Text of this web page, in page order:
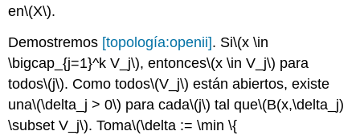
en\(X\).
Demostremos [topología:openii]. Si\(x \in
\bigcap_{j=1}^k V_j\), entonces\(x \in V_j\) para
todos\(j\). Como todos\(V_j\) están abiertos, existe
una\(\delta_j > 0\) para cada\(j\) tal que\(B(x,\delta_j)
\subset V_j\). Toma\(\delta := \min \{